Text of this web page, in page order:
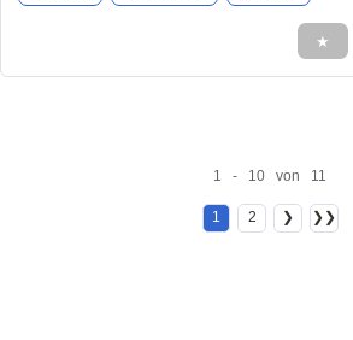
★
1 - 10 von 11
1 2 ❯ ❯❯